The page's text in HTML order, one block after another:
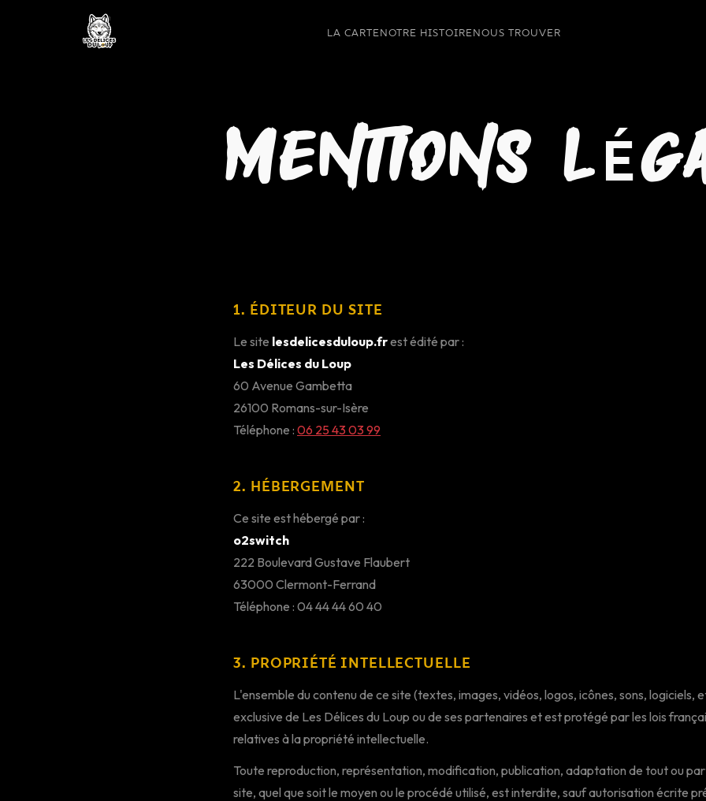
LA CARTENOTRE HISTOIRENOUS TROUVER
MENTIONS
1. ÉDITEUR DU SITE
Le site lesdelicesduloup.frest édité par :
Les Délices du Loup
60 Avenue Gambetta
26100 Romans-sur-Isère
Téléphone : 06 25 43 03 99
2. HÉBERGEMENT
Ce site est hébergé par :
o2switch
222 Boulevard Gustave Flaubert
63000 Clermont-Ferrand
Téléphone : 04 44 44 60 40
3. PROPRIÉTÉ INTELLECTUELLE
L'ensemble du contenu de ce site (textes, images, vidéos, logos, icônes, sons, logiciels,
exclusive de Les Délices du Loup ou de ses partenaires et est protégé par les lois
relatives à la propriété intellectuelle.
Toute reproduction, représentation, modification, publication, adaptation de tout ou
site, quel que soit le moyen ou le procédé utilisé, est interdite, sauf autorisation écrite